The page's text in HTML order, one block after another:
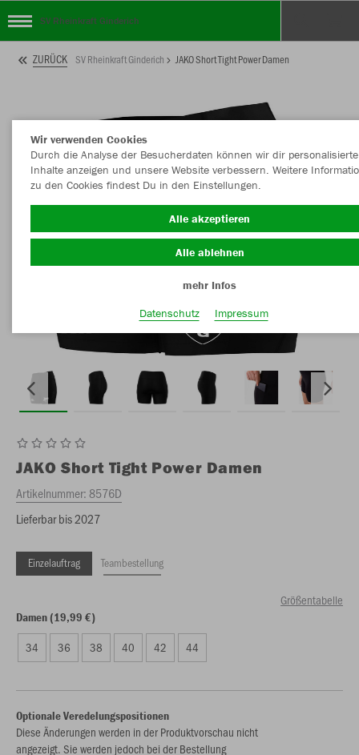
SV Rheinkraft Ginderich
ZURÜCK SV Rheinkraft Ginderich JAKO Short Tight Power Damen
JAKO Short Tight Power Damen
Artikelnummer:8576D
Lieferbar bis 2027
Einzelauftrag Teambestellung
Größentabelle
Damen (19,99 €)
34 36 38 40 42 44
Optionale Veredelungspositionen
Diese Änderungen werden in der Produktvorschau nicht
angezeigt. Sie werden jedoch bei der Bestellung
Wir verwenden Cookies
Durch die Analyse der Besucherdaten können wir dir personalisierte
Inhalte anzeigen und unsere Website verbessern. Weitere
zu den Cookies findest Du in den Einstellungen.
Alle akzeptieren
Alle ablehnen
mehr Infos
Datenschutz
Impressum